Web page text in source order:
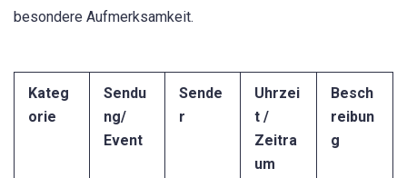
besondere Aufmerksamkeit.
Kateg
orie
Sendu
ng/
Event
Sende
r
Uhrzei
t /
Zeitra
um
Besch
reibun
g